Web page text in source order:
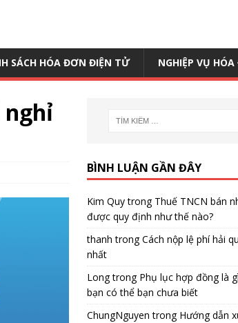
SÁCH HÓA ĐƠN ĐIỆN TỬ NGHIỆP VỤ
BÌNH LUẬN GẦN ĐÂY
Kim Quytrong Thuế TNCN bán
được quy định như thế nào?
thanh trongCách nộp lệ phí hải
nhất
Longtrong Phụ lục hợp đồng là
bạn có thể bạn chưa biết
ChungNguyen trong Hướng dẫn